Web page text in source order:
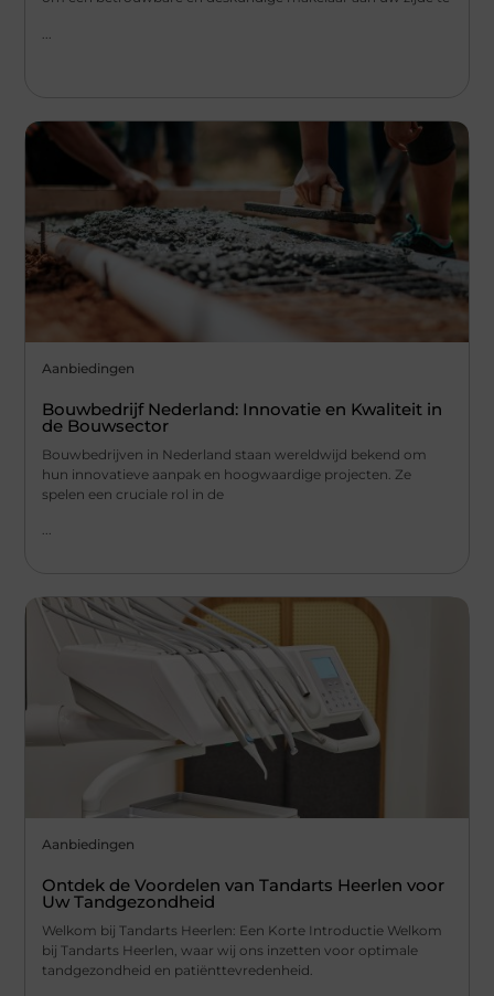
Aanbiedingen
Bouwbedrijf Nederland: Innovatie en Kwaliteit in
de Bouwsector
Bouwbedrijven in Nederland staan wereldwijd bekend om
hun innovatieve aanpak en hoogwaardige projecten. Ze
spelen een cruciale rol in de
...
Aanbiedingen
Ontdek de Voordelen van Tandarts Heerlen voor
Uw Tandgezondheid
Welkom bij Tandarts Heerlen: Een Korte Introductie Welkom
bij Tandarts Heerlen, waar wij ons inzetten voor optimale
tandgezondheid en patiënttevredenheid.